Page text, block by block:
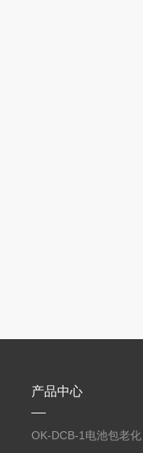
产品中心
OK-DCB-1电池包老化